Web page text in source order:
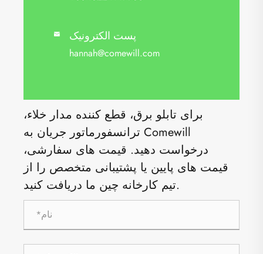
 پست الکترونیک
hannah@comewill.com
برای تابلو برق، قطع کننده مدار خلاء،
ترانسفورماتور جریان به Comewill
درخواست دهید. قیمت های سفارشی،
قیمت های پایین یا پشتیبانی متخصص را از
تیم کارخانه چین ما دریافت کنید.